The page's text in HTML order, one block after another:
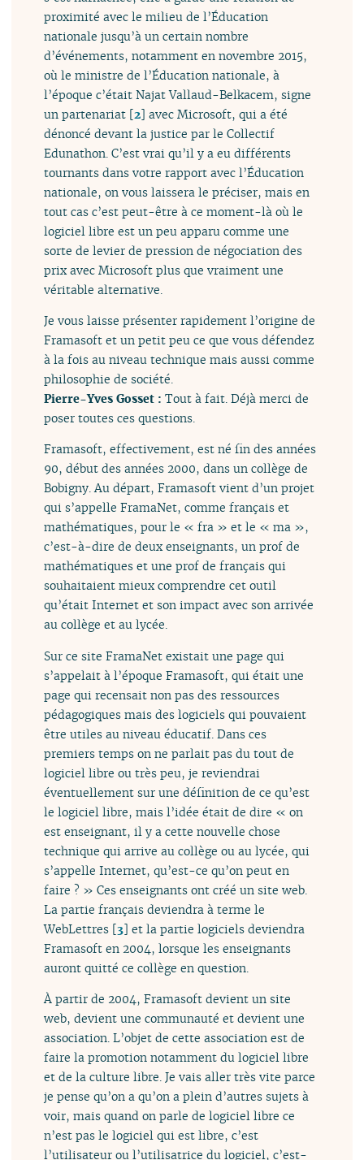
proximité avec le milieu de l’Éducation
nationale jusqu’à un certain nombre
d’événements, notamment en novembre 2015,
où le ministre de l’Éducation nationale, à
l’époque c’était Najat Vallaud-Belkacem, signe
un partenariat [2] avec Microsoft, qui a été
dénoncé devant la justice par le Collectif
Edunathon. C’est vrai qu’il y a eu différents
tournants dans votre rapport avec l’Éducation
nationale, on vous laissera le préciser, mais en
tout cas c’est peut-être à ce moment-là où le
logiciel libre est un peu apparu comme une
sorte de levier de pression de négociation des
prix avec Microsoft plus que vraiment une
véritable alternative.
Je vous laisse présenter rapidement l’origine de
Framasoft et un petit peu ce que vous défendez
à la fois au niveau technique mais aussi comme
philosophie de société.
Pierre-Yves Gosset :Tout à fait. Déjà merci de
poser toutes ces questions.
Framasoft, effectivement, est né fin des années
90, début des années 2000, dans un collège de
Bobigny. Au départ, Framasoft vient d’un projet
qui s’appelle FramaNet, comme français et
mathématiques, pour le « fra » et le « ma »,
c’est-à-dire de deux enseignants, un prof de
mathématiques et une prof de français qui
souhaitaient mieux comprendre cet outil
qu’était Internet et son impact avec son arrivée
au collège et au lycée.
Sur ce site FramaNet existait une page qui
s’appelait à l’époque Framasoft, qui était une
page qui recensait non pas des ressources
pédagogiques mais des logiciels qui pouvaient
être utiles au niveau éducatif. Dans ces
premiers temps on ne parlait pas du tout de
logiciel libre ou très peu, je reviendrai
éventuellement sur une définition de ce qu’est
le logiciel libre, mais l’idée était de dire « on
est enseignant, il y a cette nouvelle chose
technique qui arrive au collège ou au lycée, qui
s’appelle Internet, qu’est-ce qu’on peut en
faire ? » Ces enseignants ont créé un site web.
La partie français deviendra à terme le
WebLettres [3] et la partie logiciels deviendra
Framasoft en 2004, lorsque les enseignants
auront quitté ce collège en question.
À partir de 2004, Framasoft devient un site
web, devient une communauté et devient une
association. L’objet de cette association est de
faire la promotion notamment du logiciel libre
et de la culture libre. Je vais aller très vite parce
je pense qu’on a qu’on a plein d’autres sujets à
voir, mais quand on parle de logiciel libre ce
n’est pas le logiciel qui est libre, c’est
l’utilisateur ou l’utilisatrice du logiciel, c’est-